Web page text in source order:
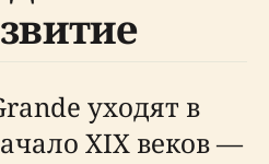
уходят в
XIX веков —